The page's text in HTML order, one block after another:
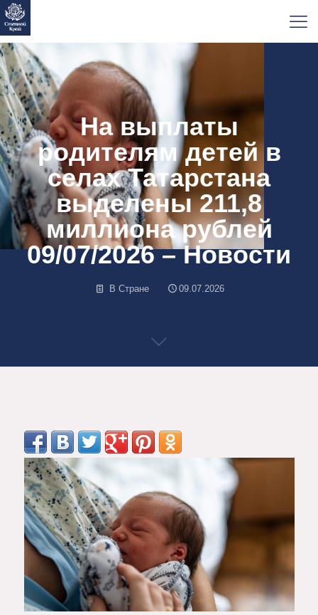
На выплаты
родителям детей в
селах Татарстана
выделены 211,8
миллиона рублей
09/07/2026 – Новости
В Стране 09.07.2026